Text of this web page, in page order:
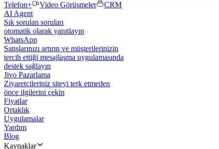
Telefon+
Video Görüşmeler
CRM
AI Agent
Sık sorulan soruları
otomatik olarak yanıtlayın
WhatsApp
Satışlarınızı artırın ve müşterilerinizin
tercih ettiği mesajlaşma uygulamasında
destek sağlayın
Jivo Pazarlama
Ziyaretçileriniz siteyi terk etmeden
önce ilgilerini çekin
Fiyatlar
Ortaklık
Uygulamalar
Yardım
Blog
Kaynaklar